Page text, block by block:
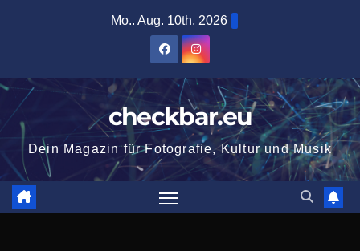
Mo.. Aug. 10th, 2026
checkbar.eu
Dein Magazin für Fotografie, Kultur und Musik